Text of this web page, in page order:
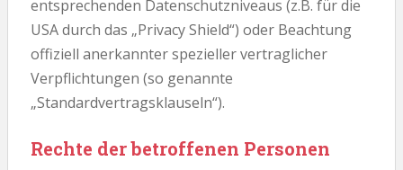
entsprechenden Datenschutzniveaus (z.B. für die
USA durch das „Privacy Shield“) oder Beachtung
offiziell anerkannter spezieller vertraglicher
Verpflichtungen (so genannte
„Standardvertragsklauseln“).
Rechte der betroffenen Personen